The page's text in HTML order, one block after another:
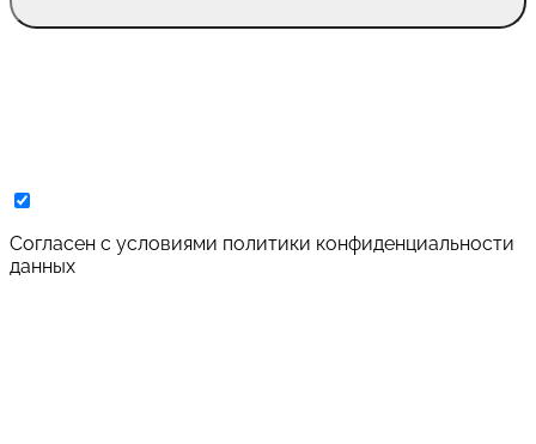
Cогласен с условиями политики конфиденциальности
данных